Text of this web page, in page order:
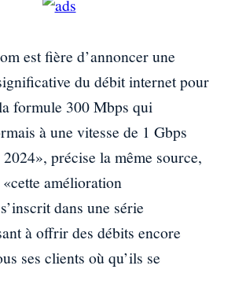
est fière d’annoncer une
du débit internet pour
formule 300 Mbps qui
à une vitesse de 1 Gbps
précise la même source,
amélioration
dans une série
à offrir des débits encore
ses clients où qu’ils se